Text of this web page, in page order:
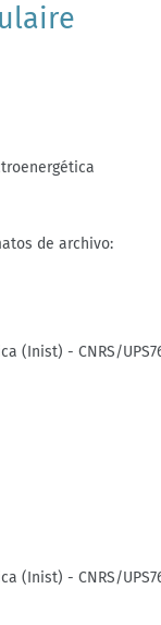
de archivo:
(Inist) - CNRS/
(Inist) - CNRS/